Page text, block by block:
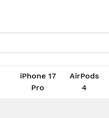
iPhone 17
Pro
AirPods
4